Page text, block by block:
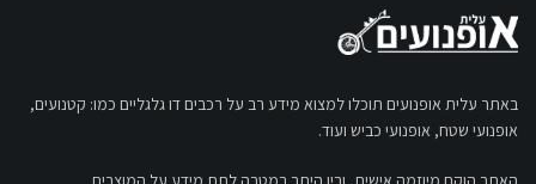
באתר עלית אופנועים תוכלו למצוא מידע רב על רכבים דו גלגליים כמו: קטנועים,
אופנועי שטח, אופנועי כביש ועוד.